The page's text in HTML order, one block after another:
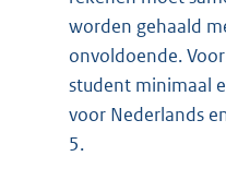
worden gehaald
onvoldoende.
student minimaal
voor Nederlands
5.